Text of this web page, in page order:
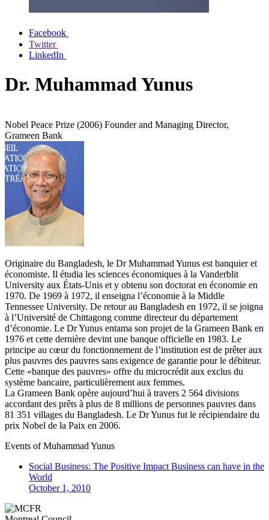
Facebook
Twitter
LinkedIn
Dr. Muhammad Yunus
Nobel Peace Prize (2006) Founder and Managing Director,
Grameen Bank
Originaire du Bangladesh, le Dr Muhammad Yunus est banquier et
économiste. Il étudia les sciences économiques à la Vanderblit
University aux États-Unis et y obtenu son doctorat en économie en
1970. De 1969 à 1972, il enseigna l’économie à la Middle
Tennessee University. De retour au Bangladesh en 1972, il se joigna
à l’Université de Chittagong comme directeur du département
d’économie. Le Dr Yunus entama son projet de la Grameen Bank en
1976 et cette dernière devint une banque officielle en 1983. Le
principe au cœur du fonctionnement de l’institution est de prêter aux
plus pauvres des pauvres sans exigence de garantie pour le débiteur.
Cette «banque des pauvres» offre du microcrédit aux exclus du
système bancaire, particulièrement aux femmes.
La Grameen Bank opère aujourd’hui à travers 2 564 divisions
accordant des prêts à plus de 8 millions de personnes pauvres dans
81 351 villages du Bangladesh. Le Dr Yunus fut le récipiendaire du
prix Nobel de la Paix en 2006.
Events ofMuhammad Yunus
Social Business: The Positive Impact Business can have in the
World
October 1, 2010